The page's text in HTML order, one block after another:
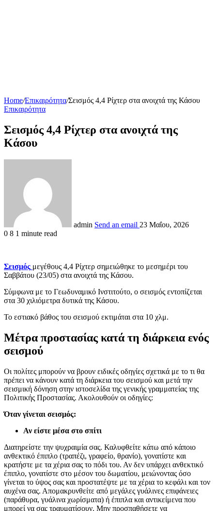
Home/Επικαιρότητα/Σεισμός 4,4 Ρίχτερ στα ανοιχτά της Κάσου
Επικαιρότητα
Σεισμός 4,4 Ρίχτερ στα ανοιχτά της
Κάσου
admin Send an email 23 Μαΐου, 2026
0 8 1 minute read
Σεισμός μεγέθους 4,4 Ρίχτερ σημειώθηκε το μεσημέρι του
Σαββάτου (23/05) στα ανοιχτά της Κάσου.
Σύμφωνα με το Γεωδυναμικό Ινστιτούτο, ο σεισμός εντοπίζεται
στα 30 χιλιόμετρα δυτικά της Κάσου.
Το εστιακό βάθος του σεισμού εκτιμάται στα 10 χλμ.
Μέτρα προστασίας κατά τη διάρκεια ενός
σεισμού
Οι πολίτες μπορούν να βρουν ειδικές οδηγίες σχετικά με το τι θα
πρέπει να κάνουν κατά τη διάρκεια του σεισμού και μετά την
σεισμική δόνηση στην ιστοσελίδα της γενικής γραμματείας της
Πολιτικής Προστασίας. Ακολουθούν οι οδηγίες:
Όταν γίνεται σεισμός:
Αν είστε μέσα στο σπίτι
Διατηρείστε την ψυχραιμία σας. Καλυφθείτε κάτω από κάποιο
ανθεκτικό έπιπλο (τραπέζι, γραφείο, θρανίο), γονατίστε και
κρατήστε με τα χέρια σας το πόδι του. Αν δεν υπάρχει ανθεκτικό
έπιπλο, γονατίστε στο μέσον του δωματίου, μειώνοντας όσο
γίνεται το ύψος σας και προστατέψτε με τα χέρια το κεφάλι και τον
αυχένα σας. Απομακρυνθείτε από μεγάλες γυάλινες επιφάνειες
(παράθυρα, γυάλινα χωρίσματα) ή έπιπλα και αντικείμενα που
μπορεί να σας τραυματίσουν. Μην προσπαθήσετε να